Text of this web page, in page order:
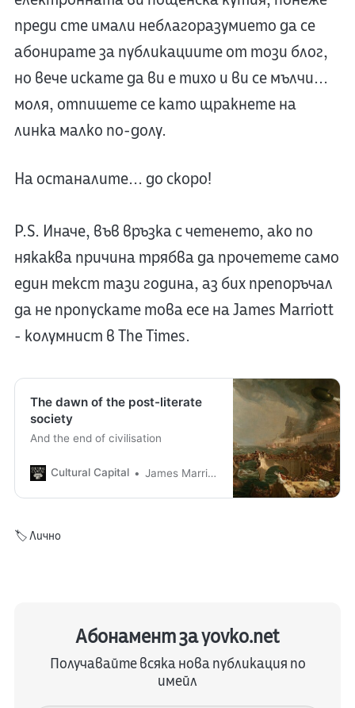
преди сте имали неблагоразумието да се
абонирате за публикациите от този блог,
но вече искате да ви е тихо и ви се мълчи...
моля, отпишете се като щракнете на
линка малко по-долу.
На останалите... до скоро!
P.S. Иначе, във връзка с четенето, ако по
някаква причина трябва да прочетете само
един текст тази година, аз бих препоръчал
да не пропускате това есе на James Marriott
- колумнист в The Times.
The dawn of the post-literate
society
And the end of civilisation
Cultural Capital James Marriott
🏷️Лично
Абонамент за yovko.net
Получавайте всяка нова публикация по
имейл